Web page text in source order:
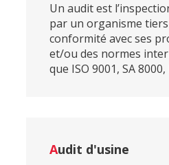
Un audit est
par un organisme
conformité avec ses
et/ou des normes
que ISO 9001, SA 8000,
Audit d'usine